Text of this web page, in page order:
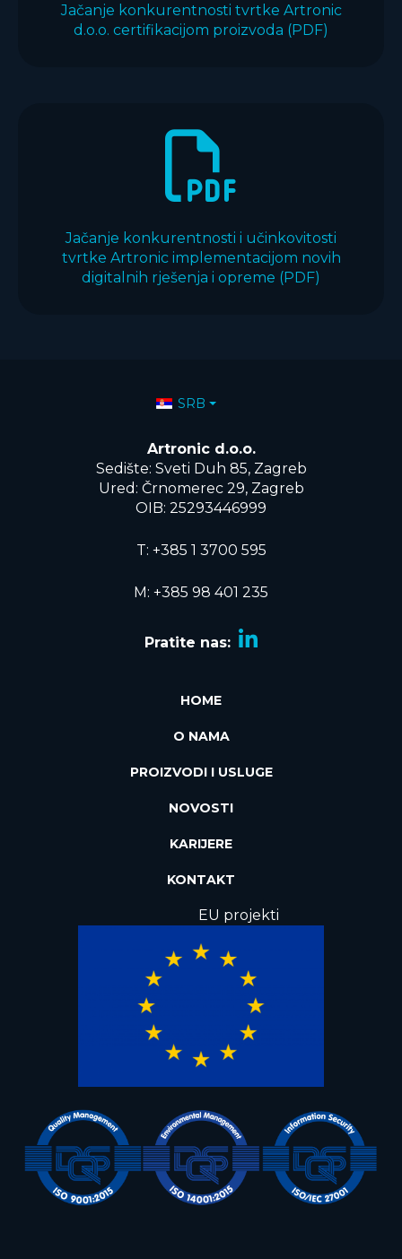
Jačanje konkurentnosti tvrtke Artronic
d.o.o. certifikacijom proizvoda (PDF)
Jačanje konkurentnosti i učinkovitosti
tvrtke Artronic implementacijom novih
digitalnih rješenja i opreme (PDF)
Izaberite vaš jezik
SRB
Artronic d.o.o.
Sedište: Sveti Duh 85, Zagreb
Ured: Črnomerec 29, Zagreb
OIB: 25293446999
T: +385 1 3700 595
M: +385 98 401 235
Pratite nas:
HOME
O NAMA
PROIZVODI I USLUGE
NOVOSTI
KARIJERE
KONTAKT
EU projekti